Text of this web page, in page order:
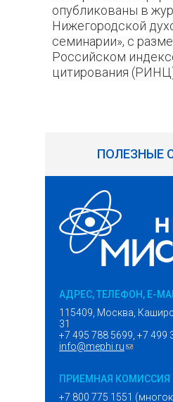
опубликованы в
Нижегородской
семинарии», с
Российском
цитирования
ПОЛЕЗНЫЕ
АДРЕС, ТЕЛЕФОН, E-
115409, Москва,
31
+7 495 788 5699, +7 499
info@mephi.ru(ссылка
ПРИЕМНАЯ КОМИССИЯ
+7 800 775 1551